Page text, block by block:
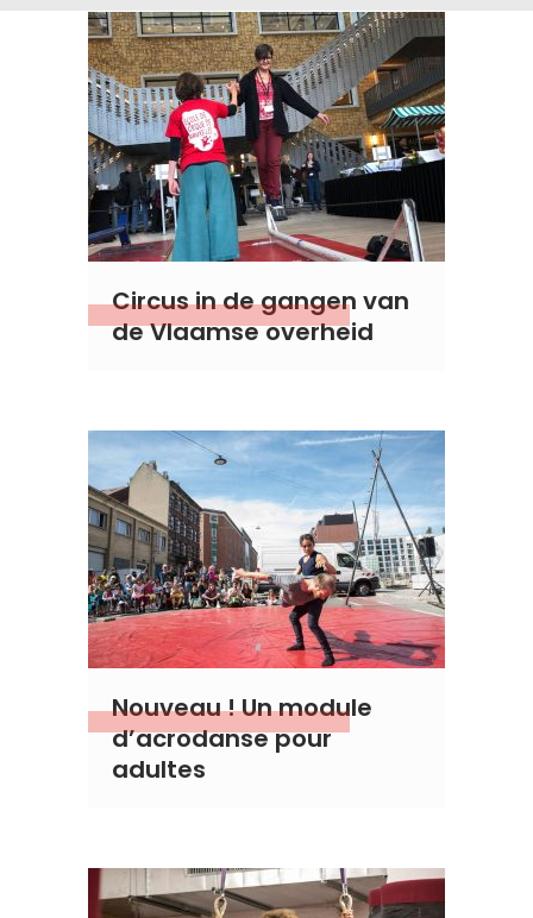
Circus in de gangen van
de Vlaamse overheid
Nouveau ! Un module
d’acrodanse pour
adultes